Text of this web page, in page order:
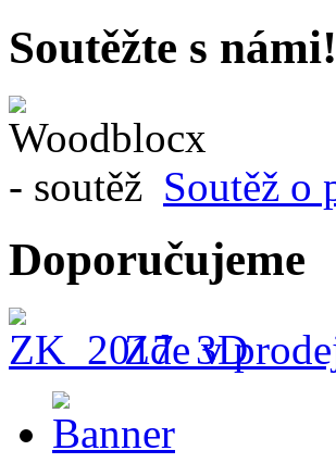
Soutěžte s námi!
Soutěž o
Doporučujeme
Zde v